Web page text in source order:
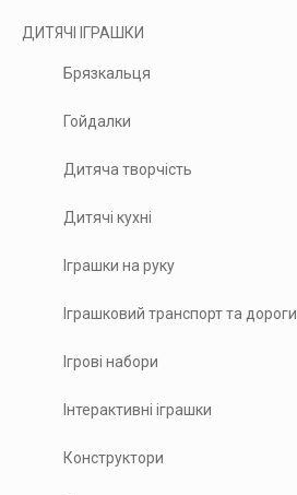
ДИТЯЧІ ІГРАШКИ
Брязкальця
Гойдалки
Дитяча творчість
Дитячі кухні
Іграшки на руку
Іграшковий транспорт та дороги
Ігрові набори
Інтерактивні іграшки
Конструктори